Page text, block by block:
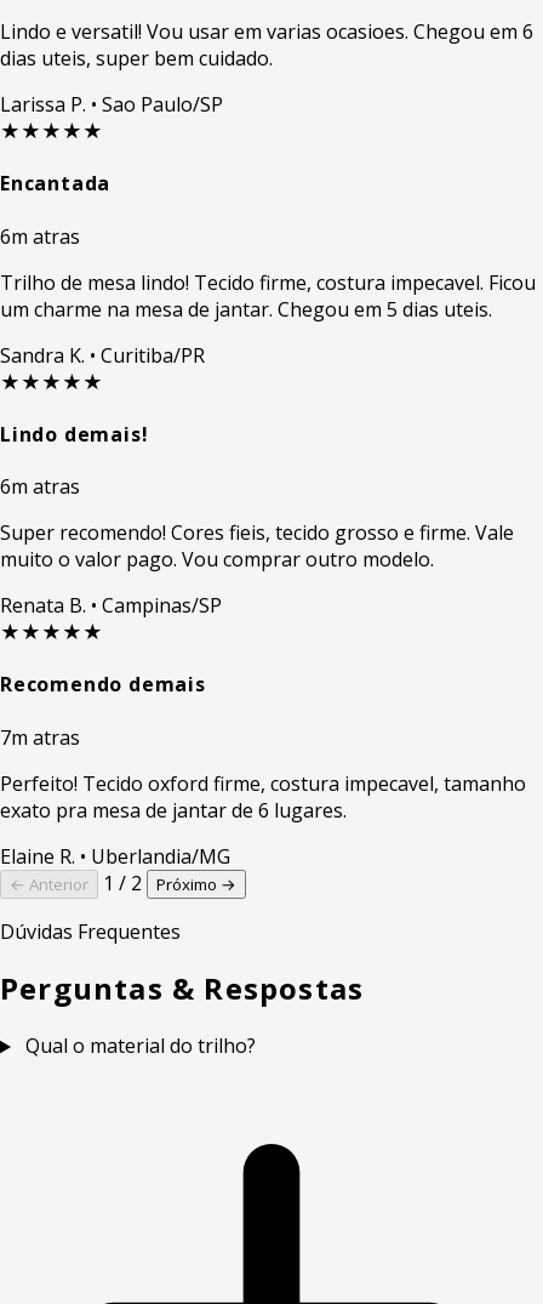
Lindo e versatil! Vou usar em varias ocasioes. Chegou em 6
dias uteis, super bem cuidado.
Larissa P. • Sao Paulo/SP
★★★★★
Encantada
6m atras
Trilho de mesa lindo! Tecido firme, costura impecavel. Ficou
um charme na mesa de jantar. Chegou em 5 dias uteis.
Sandra K. • Curitiba/PR
★★★★★
Lindo demais!
6m atras
Super recomendo! Cores fieis, tecido grosso e firme. Vale
muito o valor pago. Vou comprar outro modelo.
Renata B. • Campinas/SP
★★★★★
Recomendo demais
7m atras
Perfeito! Tecido oxford firme, costura impecavel, tamanho
exato pra mesa de jantar de 6 lugares.
Elaine R. • Uberlandia/MG
← Anterior 1 / 2 Próximo →
Dúvidas Frequentes
Perguntas & Respostas
Qual o material do trilho?